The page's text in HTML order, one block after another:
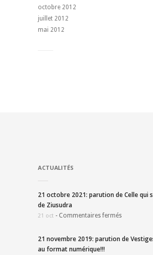
octobre 2012
juillet 2012
mai 2012
ACTUALITÉS
21 octobre 2021: parution de Celle qui
de Ziusudra
21 oct - Commentaires fermés
21 novembre 2019: parution de
au format numérique!!!